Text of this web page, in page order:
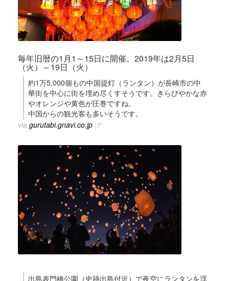
毎年旧暦の1月1～15日に開催。2019年は2月5日
（火）～19日（火）
約1万5,000個もの中国提灯（ランタン）が長崎市の中
華街を中心に街を埋め尽くすそうです。きらびやかな赤
やオレンジや黄色が圧巻ですね。
中国からの観光客も多いそうです。
via gurutabi.gnavi.co.jp
出島表門橋公園（史跡出島付近）で夜空にランタンを浮